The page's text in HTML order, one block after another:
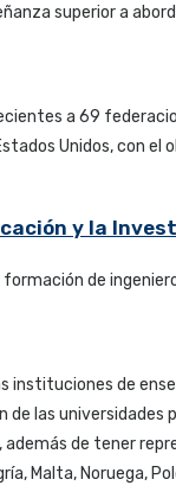
superior a
a 69
Unidos, con
y la
formación de
de
las
de tener
Malta, Noruega,